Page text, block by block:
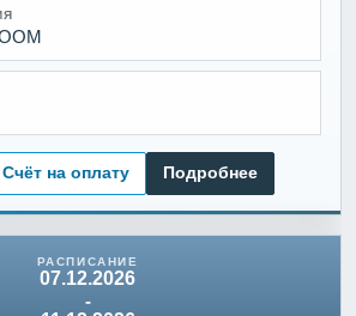
Счёт на оплату Подробнее
07.12.2026
-